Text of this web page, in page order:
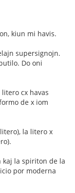
kiun mi havis.
supersignojn.
Do oni
cx havas
de x iom
la litero x
kaj la spiriton de la
por moderna